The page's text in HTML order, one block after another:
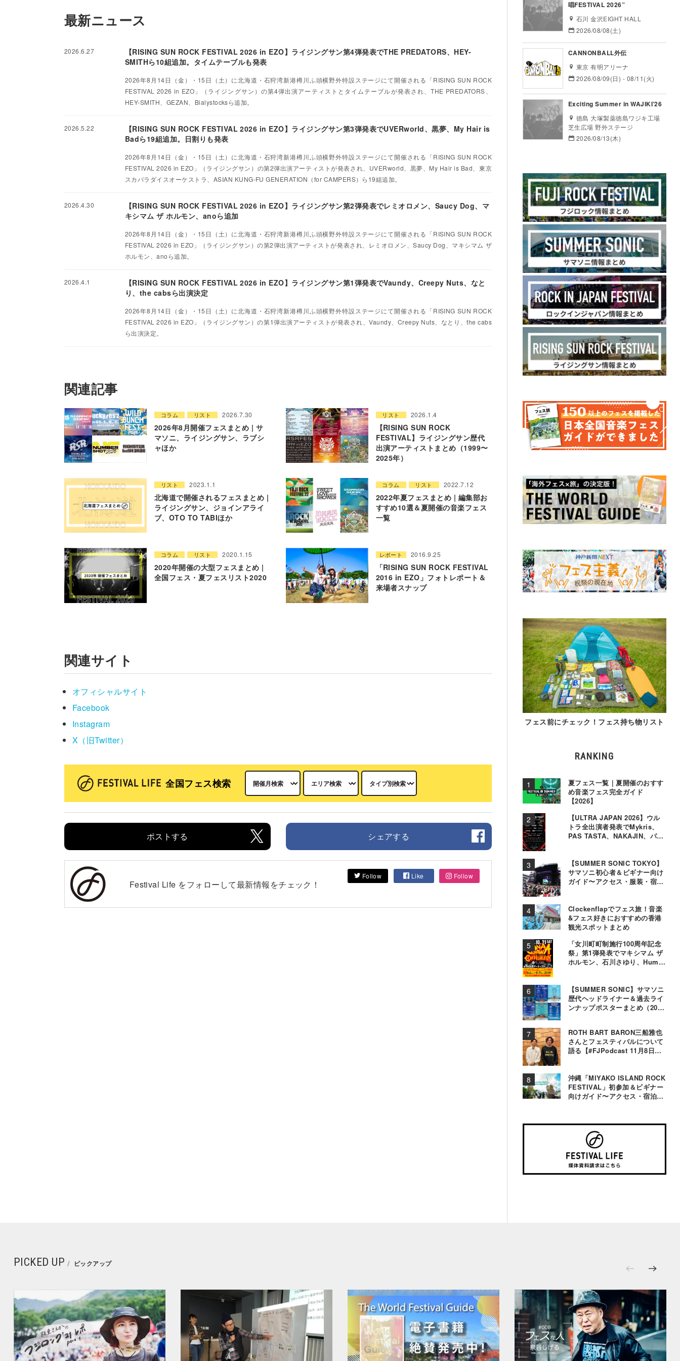
最新ニュース
2026.6.27
【RISING SUN ROCK FESTIVAL 2026 in EZO】ライジングサン第4弾発表でTHE PREDATORS、HEY-
SMITHら10組追加。タイムテーブルも発表
2026年8月14日（金）・15日（土）に北海道・石狩湾新港樽川ふ頭横野外特設ステージにて開催される「RISING SUN ROCK
FESTIVAL 2026 in EZO」（ライジングサン）の第4弾出演アーティストとタイムテーブルが発表され、THE PREDATORS、
HEY-SMITH、GEZAN、Bialystocksら追加。
2026.5.22
【RISING SUN ROCK FESTIVAL 2026 in EZO】ライジングサン第3弾発表でUVERworld、黒夢、My Hair is
Badら19組追加。日割りも発表
2026年8月14日（金）・15日（土）に北海道・石狩湾新港樽川ふ頭横野外特設ステージにて開催される「RISING SUN ROCK
FESTIVAL 2026 in EZO」（ライジングサン）の第2弾出演アーティストが発表され、UVERworld、黒夢、My Hair is Bad、東京
スカパラダイスオーケストラ、ASIAN KUNG-FU GENERATION（for CAMPERS）ら19組追加。
2026.4.30
【RISING SUN ROCK FESTIVAL 2026 in EZO】ライジングサン第2弾発表でレミオロメン、Saucy Dog、マ
キシマム ザ ホルモン、anoら追加
2026年8月14日（金）・15日（土）に北海道・石狩湾新港樽川ふ頭横野外特設ステージにて開催される「RISING SUN ROCK
FESTIVAL 2026 in EZO」（ライジングサン）の第2弾出演アーティストが発表され、レミオロメン、Saucy Dog、マキシマム ザ
ホルモン、anoら追加。
2026.4.1
【RISING SUN ROCK FESTIVAL 2026 in EZO】ライジングサン第1弾発表でVaundy、Creepy Nuts、なと
り、the cabsら出演決定
2026年8月14日（金）・15日（土）に北海道・石狩湾新港樽川ふ頭横野外特設ステージにて開催される「RISING SUN ROCK
FESTIVAL 2026 in EZO」（ライジングサン）の第1弾出演アーティストが発表され、Vaundy、Creepy Nuts、なとり、the cabs
ら出演決定。
関連記事
コラム リスト 2026.7.30
2026年8月開催フェスまとめ | サ
マソニ、ライジングサン、ラブシ
ャほか
リスト 2026.1.4
【RISING SUN ROCK
FESTIVAL】ライジングサン歴代
出演アーティストまとめ（1999〜
2025年）
リスト 2023.1.1
北海道で開催されるフェスまとめ |
ライジングサン、ジョインアライ
ブ、OTO TO TABIほか
コラム リスト 2022.7.12
2022年夏フェスまとめ | 編集部お
すすめ10選＆夏開催の音楽フェス
一覧
コラム リスト 2020.1.15
2020年開催の大型フェスまとめ |
全国フェス・夏フェスリスト2020
レポート 2016.9.25
「RISING SUN ROCK FESTIVAL
2016 in EZO」フォトレポート＆
来場者スナップ
関連サイト
オフィシャルサイト
Facebook
Instagram
X（旧Twitter）
全国フェス検索
ポストする シェアする
Festival Life をフォローして最新情報をチェック！
Follow Like Follow
唱FESTIVAL 2026”
石川 金沢EIGHT HALL
2026/08/08(土)
CANNONBALL外伝
東京 有明アリーナ
2026/08/09(日) - 08/11(火)
Exciting Summer in WAJIKI’26
徳島 大塚製薬徳島ワジキ工場
芝生広場 野外ステージ
2026/08/13(木)
フェス前にチェック！フェス持ち物リスト
RANKING
夏フェス一覧｜夏開催のおすす
め音楽フェス完全ガイド
【2026】
【ULTRA JAPAN 2026】ウル
トラ全出演者発表でMykris、
PAS TASTA、NAKAJIN、パソ
【SUMMER SONIC TOKYO】
サマソニ初心者＆ビギナー向け
ガイド〜アクセス・服装・宿泊
Clockenflapでフェス旅！音楽
&フェス好きにおすすめの香港
観光スポットまとめ
「女川町町制施行100周年記念
祭」第1弾発表でマキシマム ザ
ホルモン、石川さゆり、Hump
【SUMMER SONIC】サマソニ
歴代ヘッドライナー＆過去ライ
ンナップポスターまとめ（2000
ROTH BART BARON三船雅也
さんとフェスティバルについて
語る【#FJPodcast 11月8日配
沖縄「MIYAKO ISLAND ROCK
FESTIVAL」初参加＆ビギナー
向けガイド〜アクセス・宿泊・
PICKED UP ピックアップ